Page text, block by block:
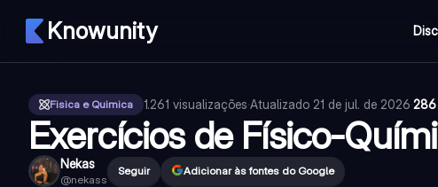
Knowunity
Fisica e Quimica 1.261 visualizações·Atualizado 21 de jul. de 2026·286
Exercícios de Físico-
Nekas
@nekass
Seguir Adicionar às fontes do Google